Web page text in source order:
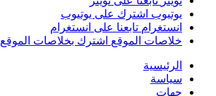
يوتيوب اشترك على يوتيوب
انستغرام تابعنا على انستغرام
خلاصات الموقع اشترك بخلاصات الموقع
الرئيسية
سياسة
جهات